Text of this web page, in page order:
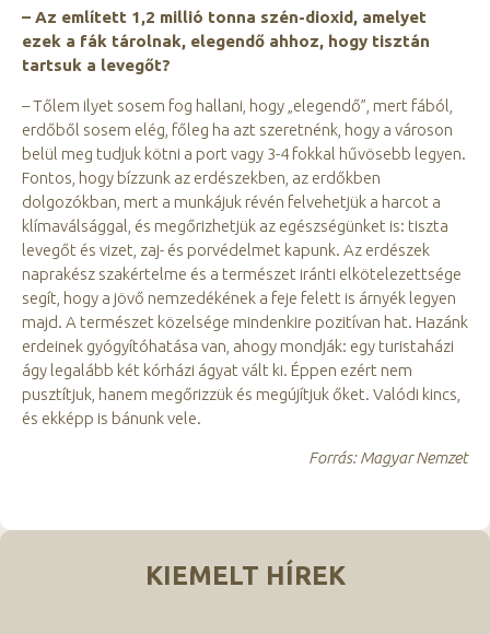
– Az említett 1,2 millió tonna szén-dioxid, amelyet
ezek a fák tárolnak, elegendő ahhoz, hogy tisztán
tartsuk a levegőt?
– Tőlem ilyet sosem fog hallani, hogy „elegendő”, mert fából,
erdőből sosem elég, főleg ha azt szeretnénk, hogy a városon
belül meg tudjuk kötni a port vagy 3-4 fokkal hűvösebb legyen.
Fontos, hogy bízzunk az erdészekben, az erdőkben
dolgozókban, mert a munkájuk révén felvehetjük a harcot a
klímaválsággal, és megőrizhetjük az egészségünket is: tiszta
levegőt és vizet, zaj- és porvédelmet kapunk. Az erdészek
naprakész szakértelme és a természet iránti elkötelezettsége
segít, hogy a jövő nemzedékének a feje felett is árnyék legyen
majd. A természet közelsége mindenkire pozitívan hat. Hazánk
erdeinek gyógyítóhatása van, ahogy mondják: egy turistaházi
ágy legalább két kórházi ágyat vált ki. Éppen ezért nem
pusztítjuk, hanem megőrizzük és megújítjuk őket. Valódi kincs,
és ekképp is bánunk vele.
Forrás: Magyar Nemzet
KIEMELT HÍREK